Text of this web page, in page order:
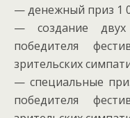
— денежный приз 1
— создание
победителя
зрительских
— специальные
победителя